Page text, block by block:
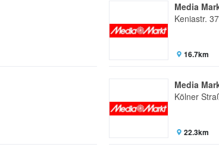
Media
Keniastr. 37
16.7km
Media
Kölner
22.3km